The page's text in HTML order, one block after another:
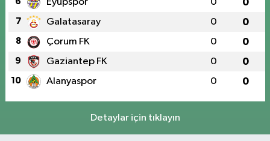
Eyüpspor 0 0
7 Galatasaray 0 0
8 Çorum FK 0 0
9 Gaziantep FK 0 0
10 Alanyaspor 0 0
Detaylar için tıklayın